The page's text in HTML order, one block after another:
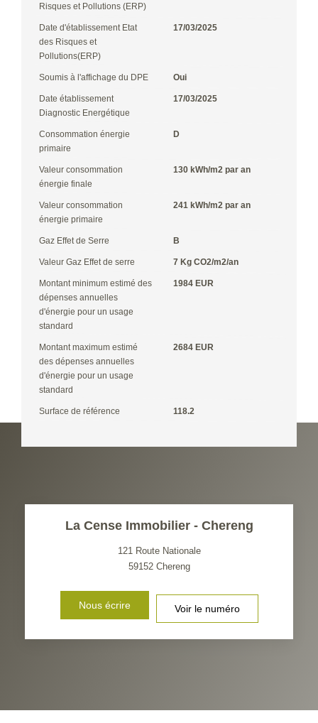
Risques et Pollutions (ERP)
Date d'établissement Etat
des Risques et
Pollutions(ERP)
17/03/2025
Soumis à l'affichage du DPE Oui
Date établissement
Diagnostic Energétique
17/03/2025
Consommation énergie
primaire
D
Valeur consommation
énergie finale
130 kWh/m2 par an
Valeur consommation
énergie primaire
241 kWh/m2 par an
Gaz Effet de Serre B
Valeur Gaz Effet de serre 7 Kg CO2/m2/an
Montant minimum estimé des
dépenses annuelles
d'énergie pour un usage
standard
1984 EUR
Montant maximum estimé
des dépenses annuelles
d'énergie pour un usage
standard
2684 EUR
Surface de référence 118.2
La Cense Immobilier - Chereng
121 Route Nationale
59152 Chereng
Nous écrire Voir le numéro